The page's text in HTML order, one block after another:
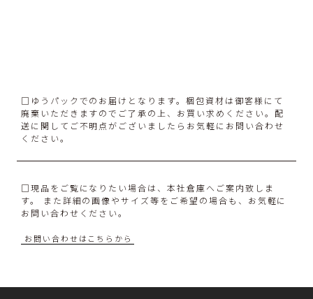
□ゆうパックでのお届けとなります。梱包資材は御客様にて
廃棄いただきますのでご了承の上、お買い求めください。配
送に関してご不明点がございましたらお気軽にお問い合わせ
ください。
□現品をご覧になりたい場合は、本社倉庫へご案内致しま
す。 また詳細の画像やサイズ等をご希望の場合も、お気軽に
お問い合わせください。
お問い合わせはこちらから